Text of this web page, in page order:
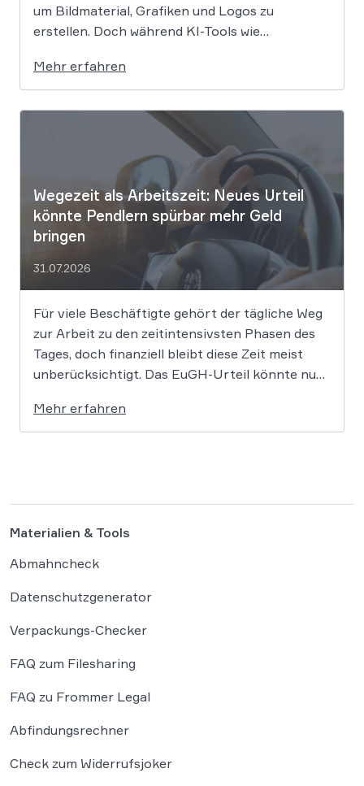
um Bildmaterial, Grafiken und Logos zu
erstellen. Doch während KI-Tools wie
Sekundenschnelle beeindruckende Ergebnisse
liefern, wirft der Einsatz von Algorithmen in der
Kreativbranche komplexe juristische Fragen
auf. Das Urheberrecht, das Markenrecht und
das Patentrecht […]
Mehr erfahren
Wegezeit als Arbeitszeit: Neues Urteil
könnte Pendlern spürbar mehr Geld
bringen
31.07.2026
Für viele Beschäftigte gehört der tägliche Weg
zur Arbeit zu den zeitintensivsten Phasen des
Tages, doch finanziell bleibt diese Zeit meist
unberücksichtigt. Das EuGH-Urteil könnte nun
vielen Arbeitnehmern den Weg zu einer
Vergütung der Wegezeit ebnen. Wer künftig
Mehr erfahren
Materialien & Tools
Abmahncheck
Datenschutzgenerator
Verpackungs-Checker
FAQ zum Filesharing
FAQ zu Frommer Legal
Abfindungsrechner
Check zum Widerrufsjoker